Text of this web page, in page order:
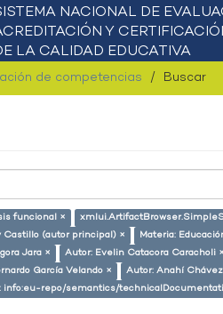
de competencias Buscar
funcional ×
Castillo (autor principal) × Materia:
Jara × Autor: Evelin Catacora Caracholi ×
García Velando × Autor: Anahí
repo/semantics/